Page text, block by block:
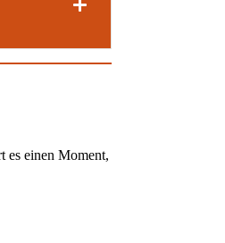
es einen Moment,